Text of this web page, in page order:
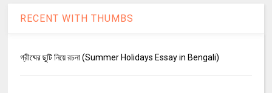
RECENT WITH THUMBS
গ্রীষ্মের ছুটি নিয়ে রচনা (Summer Holidays Essay in Bengali)